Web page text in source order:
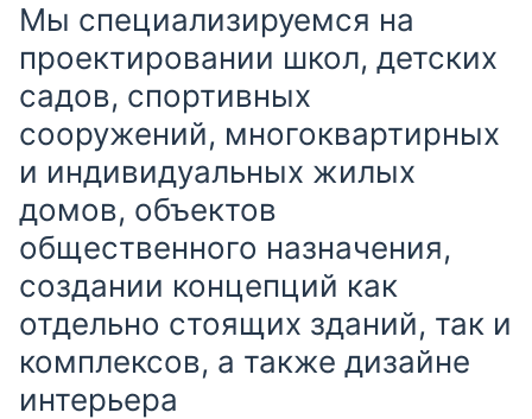
Мы специализируемся на
проектировании школ, детских
садов, спортивных
сооружений, многоквартирных
и индивидуальных жилых
домов, объектов
общественного назначения,
создании концепций как
отдельно стоящих зданий, так и
комплексов, а также дизайне
интерьера